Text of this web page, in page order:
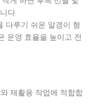
다.
다루기 쉬운 알갱이 형
운영 효율을 높이고 전
재활용 작업에 적합합